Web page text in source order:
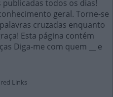
todos os dias!
geral. Torne-se
cruzadas enquanto
Esta página contém
Diga-me com quem __ e